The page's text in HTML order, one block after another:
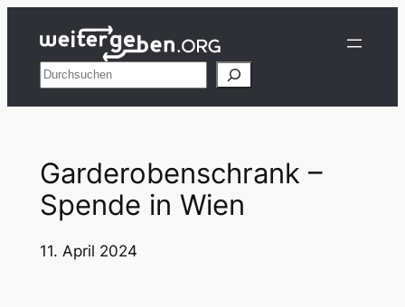
Inhalt
springenSuchen
Garderobenschrank –
Spende in Wien
11. April 2024